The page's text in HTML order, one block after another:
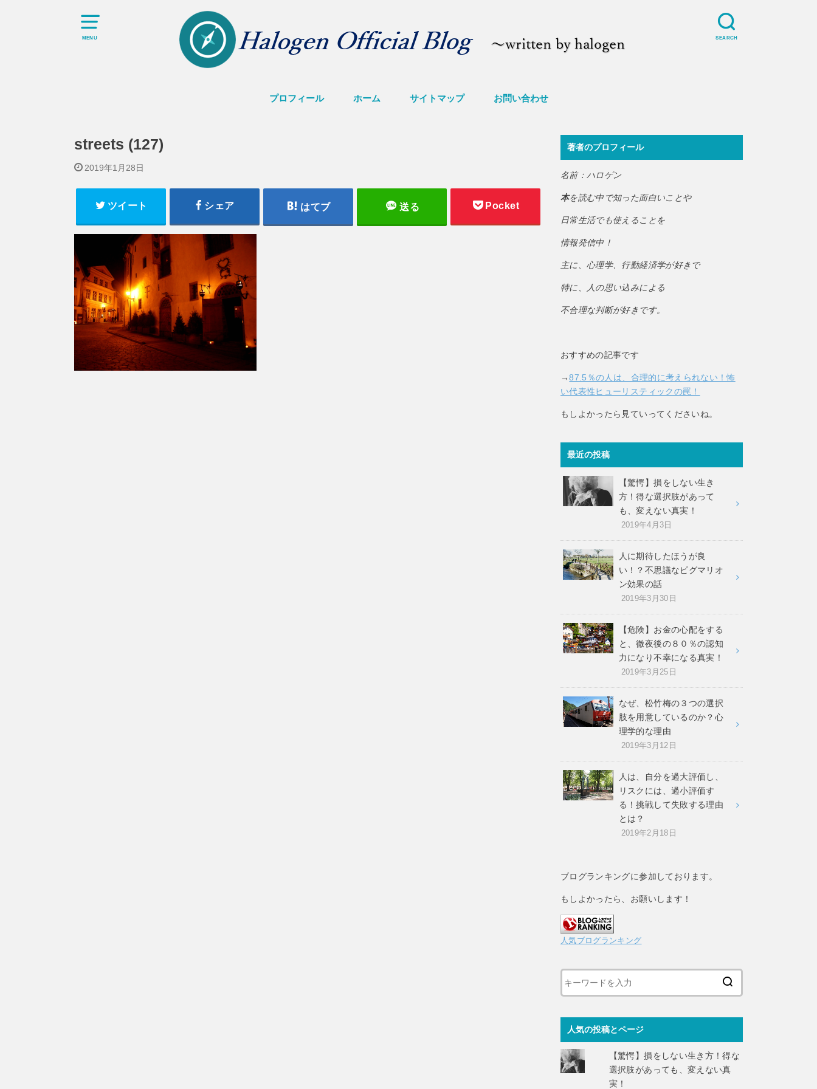
MENU SEARCH
プロフィール ホーム サイトマップ お問い合わせ
streets (127)
2019年1月28日
ツイート シェア はてブ 送る Pocket
著者のプロフィール
名前：ハロゲン
本を読む中で知った面白いことや
日常生活でも使えることを
情報発信中！
主に、心理学、行動経済学が好きで
特に、人の思い込みによる
不合理な判断が好きです。
おすすめの記事です
→87.5％の人は、合理的に考えられない！怖
い代表性ヒューリスティックの罠！
もしよかったら見ていってくださいね。
最近の投稿
【驚愕】損をしない生き
方！得な選択肢があって
も、変えない真実！
2019年4月3日
人に期待したほうが良
い！？不思議なピグマリオ
ン効果の話
2019年3月30日
【危険】お金の心配をする
と、徹夜後の８０％の認知
力になり不幸になる真実！
2019年3月25日
なぜ、松竹梅の３つの選択
肢を用意しているのか？心
理学的な理由
2019年3月12日
人は、自分を過大評価し、
リスクには、過小評価す
る！挑戦して失敗する理由
とは？
2019年2月18日
ブログランキングに参加しております。
もしよかったら、お願いします！
人気ブログランキング
人気の投稿とページ
【驚愕】損をしない生き方！得な
選択肢があっても、変えない真
実！